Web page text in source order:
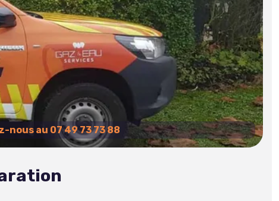
nous au 07 49 73 73 88